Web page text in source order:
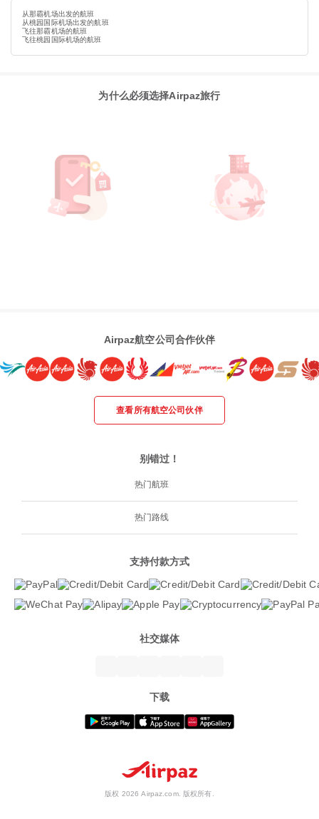
从那霸机场出发的航班
从桃园国际机场出发的航班
飞往那霸机场的航班
飞往桃园国际机场的航班
为什么必须选择Airpaz旅行
Airpaz航空公司合作伙伴
查看所有航空公司伙伴
别错过！
热门航班
热门路线
支持付款方式
社交媒体
下载
版权 2026 Airpaz.com. 版权所有.